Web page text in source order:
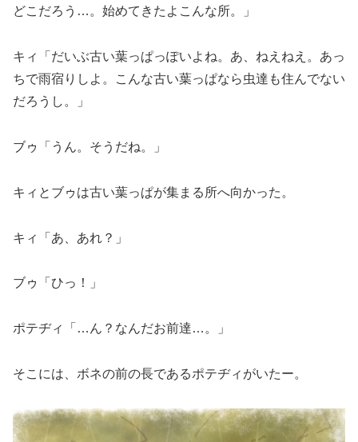
どこだろう…。始めてきたよこんな所。」
キィ「だいぶ古い葉っぱっぽいよね。あ、ねえねえ。あっ
ちで雨宿りしよ。こんな古い葉っぱなら虫達も住んでない
だろうし。」
ブゥ「うん。そうだね。」
キィとブゥは古い葉っぱが集まる所へ向かった。
キィ「あ、あれ？」
ブゥ「ひっ！」
ポテヂィ「…ん？なんだお前達…。」
そこには、ボネの前の長であるポテヂィがいたー。